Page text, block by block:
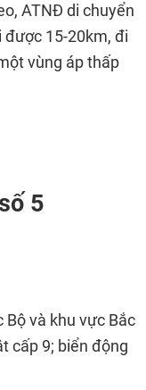
ATNĐ di chuyển
được 15-20km, đi
vùng áp thấp
5
Bộ và khu vực Bắc
cấp 9; biển động